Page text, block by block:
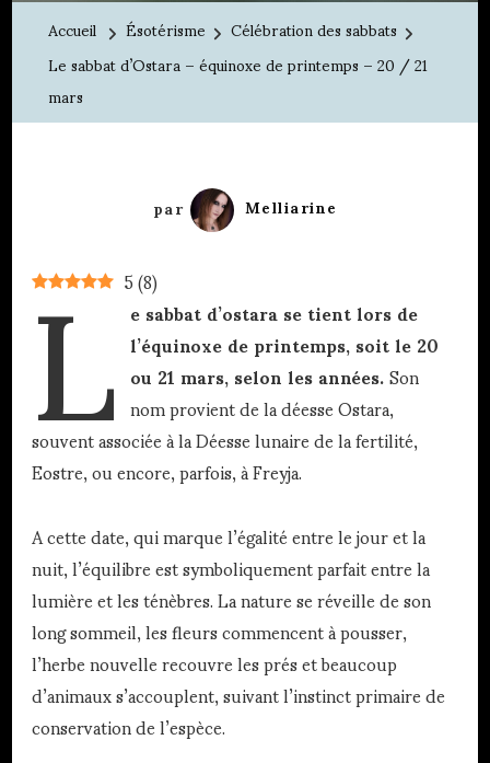
d’Ostara
–
équinoxe
mars
Accueil Ésotérisme Célébration des sabbats
Le sabbat d’Ostara – équinoxe de printemps – 20 / 21
mars
par Melliarine
5(8)
L e sabbat d’ostara se tient lors de
l’équinoxe de printemps, soit le 20
ou 21 mars, selon les années.Son
nom provient de la déesse Ostara,
souvent associée à la Déesse lunaire de la fertilité,
Eostre, ou encore, parfois, à Freyja.
A cette date, qui marque l’égalité entre le jour et la
nuit, l’équilibre est symboliquement parfait entre la
lumière et les ténèbres. La nature se réveille de son
long sommeil, les fleurs commencent à pousser,
l’herbe nouvelle recouvre les prés et beaucoup
d’animaux s’accouplent, suivant l’instinct primaire de
conservation de l’espèce.